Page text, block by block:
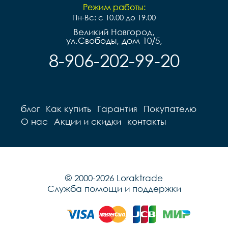
Режим работы:
Пн-Вс: с 10.00 до 19.00
Великий Новгород,
ул.Свободы, дом 10/5,
8-906-202-99-20
блог Как купить Гарантия
Покупателю
О нас
Акции и скидки контакты
© 2000-2026 Loraktrade
Служба помощи и поддержки